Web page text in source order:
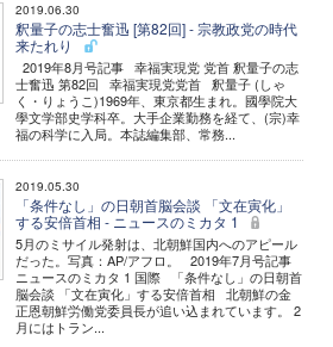
2019.06.30
釈量子の志士奮迅 [第82回] - 宗教政党の時代
来たれり
2019年8月号記事 幸福実現党 党首 釈量子の志
士奮迅 第82回 幸福実現党党首 釈量子 (しゃ
く・りょうこ)1969年、東京都生まれ。國學院大
學文学部史学科卒。大手企業勤務を経て、(宗)幸
福の科学に入局。本誌編集部、常務...
2019.05.30
「条件なし」の日朝首脳会談 「文在寅化」
する安倍首相 - ニュースのミカタ 1
5月のミサイル発射は、北朝鮮国内へのアピール
だった。写真：AP/アフロ。 2019年7月号記事
ニュースのミカタ 1 国際 「条件なし」の日朝首
脳会談 「文在寅化」する安倍首相 北朝鮮の金
正恩朝鮮労働党委員長が追い込まれています。 2
月にはトラン...